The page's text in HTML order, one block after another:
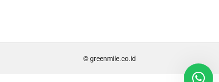
© greenmile.co.id